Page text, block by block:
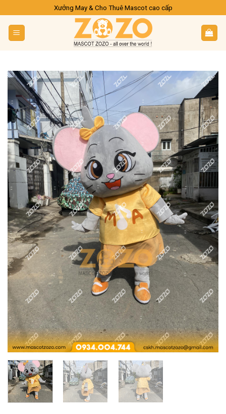
content
Xưởng May & Cho Thuê Mascot cao cấp